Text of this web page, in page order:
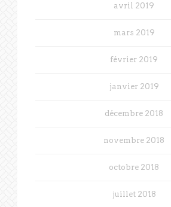
avril 2019
mars 2019
février 2019
janvier 2019
décembre 2018
novembre 2018
octobre 2018
juillet 2018